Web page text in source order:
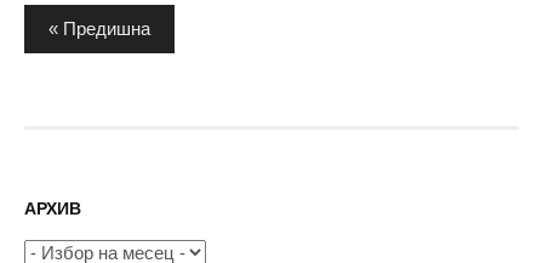
Разделяне
на
« Предишна
АРХИВ
Архив